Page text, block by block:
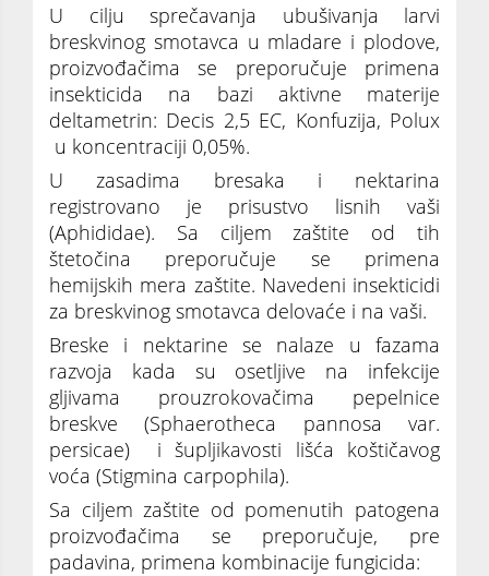
U cilju sprečavanja ubušivanja larvi
breskvinog smotavca u mladare i plodove,
proizvođačima se preporučuje primena
insekticida na bazi aktivne materije
deltametrin: Decis 2,5 EC, Konfuzija, Polux
u koncentraciji 0,05%.
U zasadima bresaka i nektarina
registrovano je prisustvo lisnih vaši
(Aphididae). Sa ciljem zaštite od tih
štetočina preporučuje se primena
hemijskih mera zaštite. Navedeni insekticidi
za breskvinog smotavca delovaće i na vaši.
Breske i nektarine se nalaze u fazama
razvoja kada su osetljive na infekcije
gljivama prouzrokovačima pepelnice
breskve (Sphaerotheca pannosa var.
persicae) i šupljikavosti lišća koštičavog
voća (Stigmina carpophila).
Sa ciljem zaštite od pomenutih patogena
proizvođačima se preporučuje, pre
padavina, primena kombinacije fungicida: